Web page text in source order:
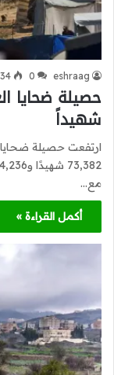
eshraag
0
34
شهيداً
ارتفعت حصيلة ضحايا
مع…
أكمل القراءة »